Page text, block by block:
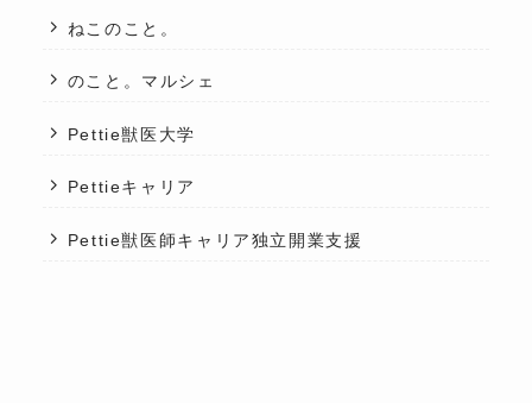
ねこのこと。
のこと。マルシェ
Pettie獣医大学
Pettieキャリア
Pettie獣医師キャリア独立開業支援